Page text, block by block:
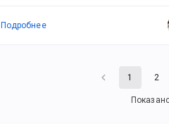
Подробнее
1 2